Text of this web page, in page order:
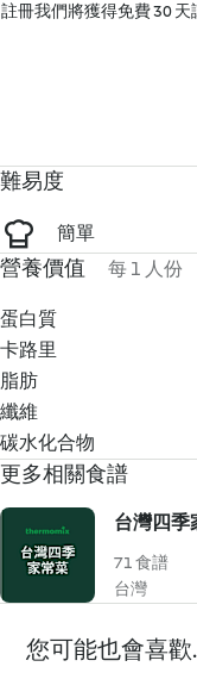
註冊我們將獲得免費 30
難易度
簡單
營養價值 每 1 人份
蛋白質
卡路里
脂肪
纖維
碳水化合物
更多相關食譜
台灣四季
71 食譜
台灣
您可能也會喜歡